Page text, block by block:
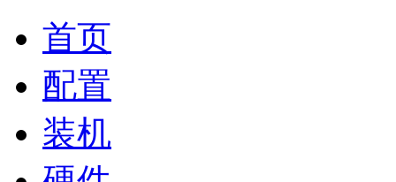
首页
配置
装机